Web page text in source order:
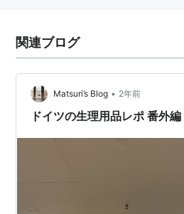
関連ブログ
Matsuri’s Blog • 2年前
ドイツの生理用品レポ 番外編